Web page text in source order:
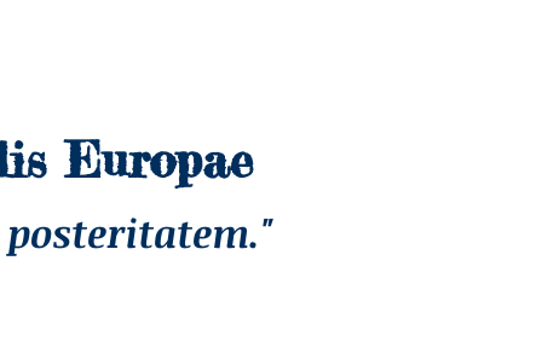
Europae